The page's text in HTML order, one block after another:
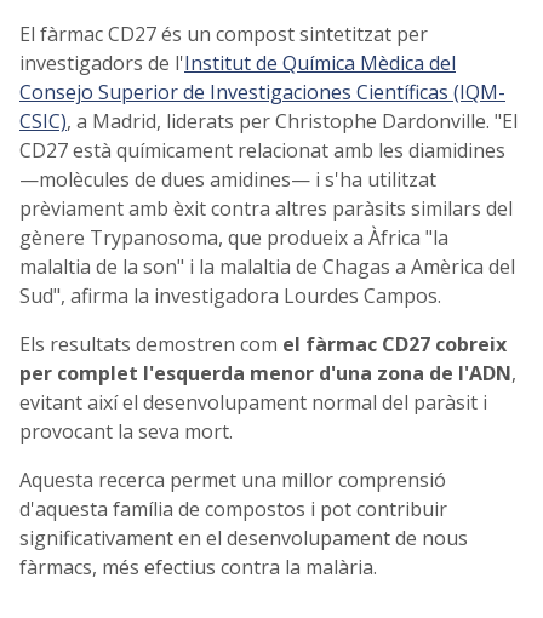
El fàrmac CD27 és un compost sintetitzat per
investigadors de l'Institut de Química Mèdica del
Consejo Superior de Investigaciones Científicas (IQM-
CSIC), a Madrid, liderats per Christophe Dardonville. "El
CD27 està químicament relacionat amb les diamidines
—molècules de dues amidines— i s'ha utilitzat
prèviament amb èxit contra altres paràsits similars del
gènere Trypanosoma, que produeix a Àfrica "la
malaltia de la son" i la malaltia de Chagas a Amèrica del
Sud", afirma la investigadora Lourdes Campos.
Els resultats demostren com el fàrmac CD27 cobreix
per complet l'esquerda menor d'una zona de l'ADN,
evitant així el desenvolupament normal del paràsit i
provocant la seva mort.
Aquesta recerca permet una millor comprensió
d'aquesta família de compostos i pot contribuir
significativament en el desenvolupament de nous
fàrmacs, més efectius contra la malària.